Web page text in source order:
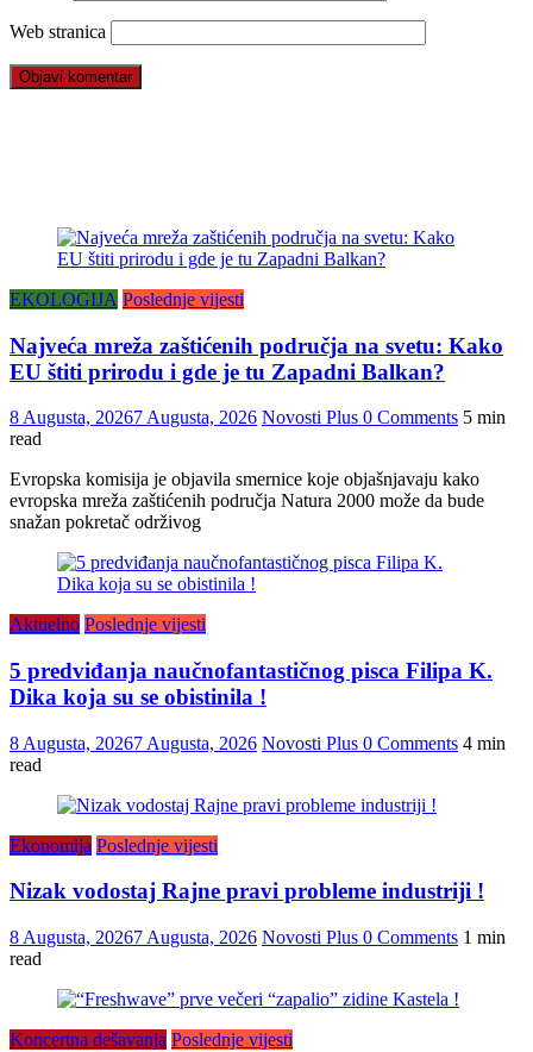
Web stranica
EKOLOGIJA Poslednje vijesti
Najveća mreža zaštićenih područja na svetu: Kako
EU štiti prirodu i gde je tu Zapadni Balkan?
8 Augusta, 20267 Augusta, 2026 Novosti Plus 0 Comments 5 min
read
Evropska komisija je objavila smernice koje objašnjavaju kako
evropska mreža zaštićenih područja Natura 2000 može da bude
snažan pokretač održivog
Aktuelno Poslednje vijesti
5 predviđanja naučnofantastičnog pisca Filipa K.
Dika koja su se obistinila !
8 Augusta, 20267 Augusta, 2026 Novosti Plus 0 Comments 4 min
read
Ekonomija Poslednje vijesti
Nizak vodostaj Rajne pravi probleme industriji !
8 Augusta, 20267 Augusta, 2026 Novosti Plus 0 Comments 1 min
read
Koncertna dešavanja Poslednje vijesti